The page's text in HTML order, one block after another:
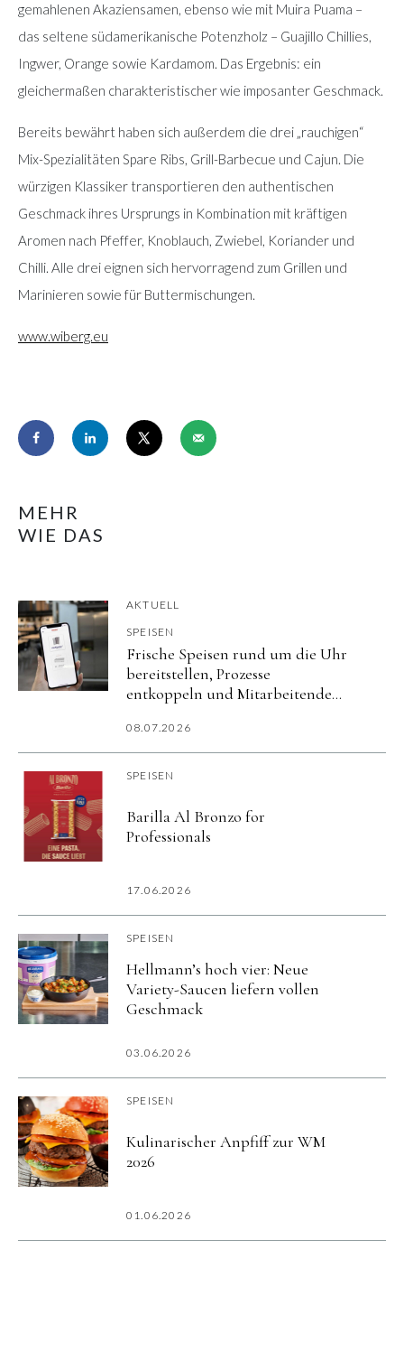
gemahlenen Akaziensamen, ebenso wie mit Muira Puama –
das seltene südamerikanische Potenzholz – Guajillo Chillies,
Ingwer, Orange sowie Kardamom. Das Ergebnis: ein
gleichermaßen charakteristischer wie imposanter Geschmack.
Bereits bewährt haben sich außerdem die drei „rauchigen“
Mix-Spezialitäten Spare Ribs, Grill-Barbecue und Cajun. Die
würzigen Klassiker transportieren den authentischen
Geschmack ihres Ursprungs in Kombination mit kräftigen
Aromen nach Pfeffer, Knoblauch, Zwiebel, Koriander und
Chilli. Alle drei eignen sich hervorragend zum Grillen und
Marinieren sowie für Buttermischungen.
www.wiberg.eu
MEHR
WIE DAS
AKTUELL
SPEISEN
Frische Speisen rund um die Uhr
bereitstellen, Prozesse
entkoppeln und Mitarbeitende
08.07.2026
SPEISEN
Barilla Al Bronzo for
Professionals
17.06.2026
SPEISEN
Hellmann’s hoch vier: Neue
Variety-Saucen liefern vollen
Geschmack
03.06.2026
SPEISEN
Kulinarischer Anpfiff zur WM
2026
01.06.2026